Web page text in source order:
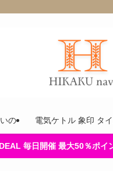
の 電気ケトル 象印 タ
毎日開催 最大50％ポイ